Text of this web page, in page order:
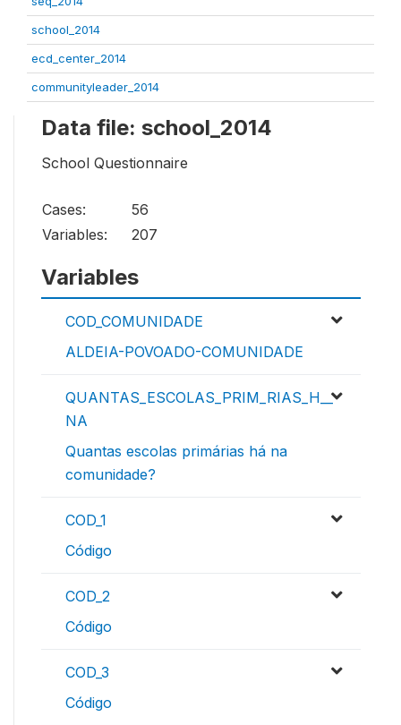
school_2014
ecd_center_2014
communityleader_2014
Data file: school_2014
School Questionnaire
Cases:
56
Variables:
207
Variables
COD_COMUNIDADE
ALDEIA-POVOADO-COMUNIDADE
QUANTAS_ESCOLAS_PRIM_RIAS_H__
NA
Quantas escolas primárias há na
comunidade?
COD_1
Código
COD_2
Código
COD_3
Código